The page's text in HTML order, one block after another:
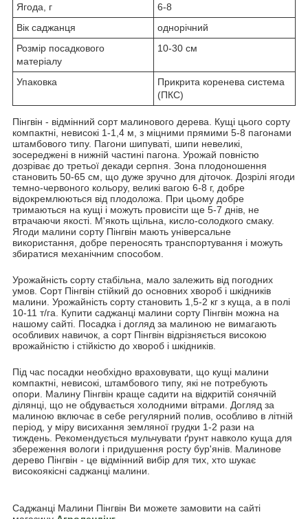
Ягода, г
6-8
Вік саджанця
однорічний
Розмір посадкового
матеріалу
10-30 см
Упаковка
Прикрита коренева система
(ПКС)
Пінгвін - відмінний сорт малинового дерева. Кущі цього сорту
компактні, невисокі 1-1,4 м, з міцними прямими 5-8 пагонами
штамбового типу. Пагони шипуваті, шипи невеликі,
зосереджені в нижній частині пагона. Урожай повністю
дозріває до третьої декади серпня. Зона плодоношення
становить 50-65 см, що дуже зручно для діточок. Дозрілі ягоди
темно-червоного кольору, великі вагою 6-8 г, добре
відокремлюються від плодоложа. При цьому добре
тримаються на кущі і можуть провисіти ще 5-7 днів, не
втрачаючи якості. М'якоть щільна, кисло-солодкого смаку.
Ягоди малини сорту Пінгвін мають універсальне
використання, добре переносять транспортування і можуть
збиратися механічним способом.
Урожайність сорту стабільна, мало залежить від погодних
умов. Сорт Пінгвін стійкий до основних хвороб і шкідників
малини. Урожайність сорту становить 1,5-2 кг з куща, а в полі
10-11 т/га. Купити саджанці малини сорту Пінгвін можна на
нашому сайті. Посадка і догляд за малиною не вимагають
особливих навичок, а сорт Пінгвін відрізняється високою
врожайністю і стійкістю до хвороб і шкідників.
Під час посадки необхідно враховувати, що кущі малини
компактні, невисокі, штамбового типу, які не потребують
опори. Малину Пінгвін краще садити на відкритій сонячній
ділянці, що не обдувається холодними вітрами. Догляд за
малиною включає в себе регулярний полив, особливо в літній
період, у міру висихання земляної грудки 1-2 рази на
тиждень. Рекомендується мульчувати ґрунт навколо куща для
збереження вологи і придушення росту бур'янів. Малинове
дерево Пінгвін - це відмінний вибір для тих, хто шукає
високоякісні саджанці малини.
Саджанці Малини Пінгвін Ви можете замовити на сайті